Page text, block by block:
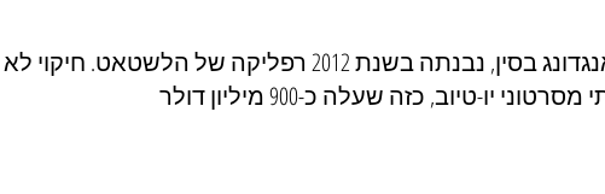
מסתבר שבפרובינציית גוואנגדונג בסין, נבנתה בשנת 2012 רפליקה של הלשטאט. חיקוי לא
טיוב, כזה שעלה כ-900 מיליון דולר